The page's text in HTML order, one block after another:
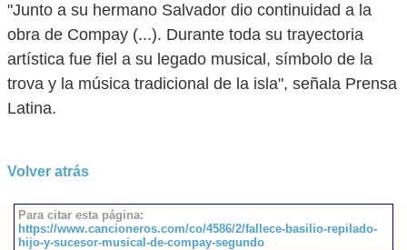
"Junto a su hermano Salvador dio continuidad a la
obra de Compay (...). Durante toda su trayectoria
artística fue fiel a su legado musical, símbolo de la
trova y la música tradicional de la isla", señala Prensa
Latina.
Volver atrás
Para citar esta página:
https://www.cancioneros.com/co/4586/2/fallece-basilio-repilado-
hijo-y-sucesor-musical-de-compay-segundo